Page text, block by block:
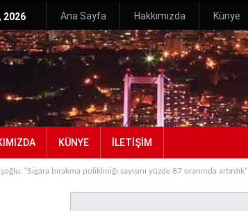
2026 Ana Sayfa Hakkımızda Künye
KÜNYE İLETIŞIM
“Sigara bırakma polikliniği sayısını yüzde 87 oranında artırdık”